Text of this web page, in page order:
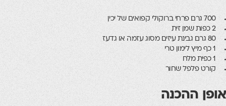
700 גרם פרחי ברוקולי קפואים של יכין
2 כפות שמן זית
80 גרם גבינת עיזים מסוג עזמה או גדעז
1 כף מיץ לימון טרי
1 כפית מלח
קורט פלפל שחור
אופן ההכנה